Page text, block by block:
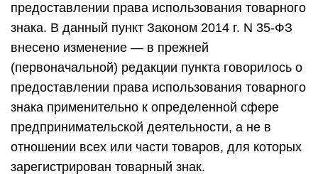
предоставлении права использования товарного
знака. В данный пункт Законом 2014 г. N 35-ФЗ
внесено изменение — в прежней
(первоначальной) редакции пункта говорилось о
предоставлении права использования товарного
знака применительно к определенной сфере
предпринимательской деятельности, а не в
отношении всех или части товаров, для которых
зарегистрирован товарный знак.